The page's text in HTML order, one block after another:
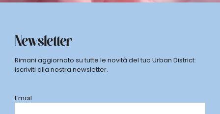
Newsletter
Rimani aggiornato su tutte le novità del tuo Urban District:
iscriviti alla nostra newsletter.
Email